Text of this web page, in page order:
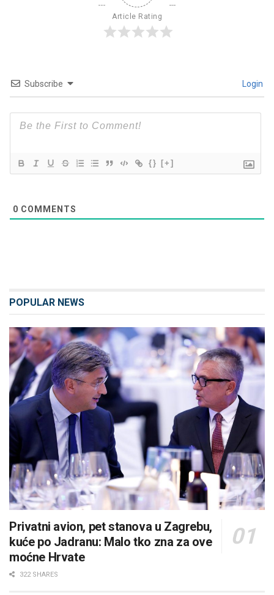
Article Rating
Subscribe Login
{} [+]
0 COMMENTS
POPULAR NEWS
Privatni avion, pet stanova u Zagrebu,
kuće po Jadranu: Malo tko zna za ove
moćne Hrvate
322 SHARES